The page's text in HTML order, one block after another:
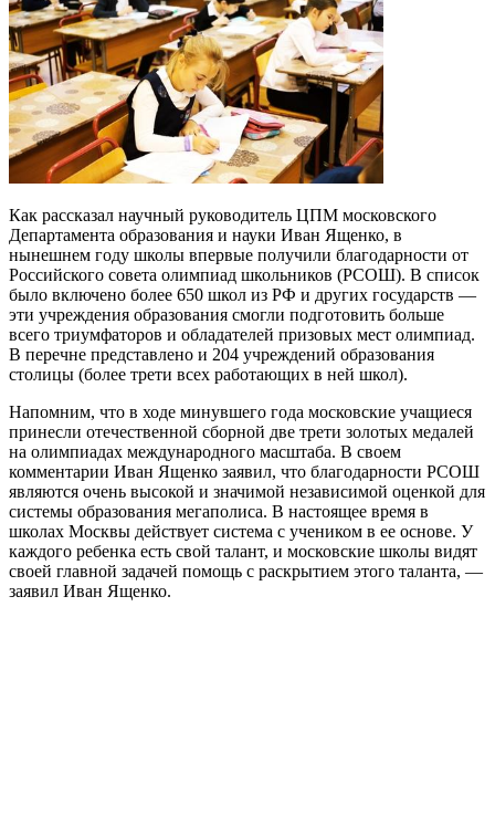
Как рассказал научный руководитель ЦПМ московского
Департамента образования и науки Иван Ященко, в
нынешнем году школы впервые получили благодарности от
Российского совета олимпиад школьников (РСОШ). В список
было включено более 650 школ из РФ и других государств —
эти учреждения образования смогли подготовить больше
всего триумфаторов и обладателей призовых мест олимпиад.
В перечне представлено и 204 учреждений образования
столицы (более трети всех работающих в ней школ).
Напомним, что в ходе минувшего года московские учащиеся
принесли отечественной сборной две трети золотых медалей
на олимпиадах международного масштаба. В своем
комментарии Иван Ященко заявил, что благодарности РСОШ
являются очень высокой и значимой независимой оценкой для
системы образования мегаполиса. В настоящее время в
школах Москвы действует система с учеником в ее основе. У
каждого ребенка есть свой талант, и московские школы видят
своей главной задачей помощь с раскрытием этого таланта, —
заявил Иван Ященко.